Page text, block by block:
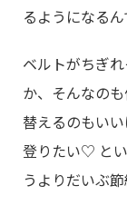
るようになる
ベルトがちぎ
か、そんなの
替えるのもい
登りたい♡ と
うよりだいぶ